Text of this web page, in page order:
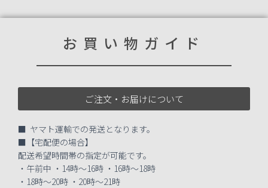
お買い物ガイド
ご注文・お届けについて
■ ヤマト運輸での発送となります。
■【宅配便の場合】
配送希望時間帯の指定が可能です。
・午前中 ・14時～16時 ・16時～18時
・18時～20時 ・20時～21時